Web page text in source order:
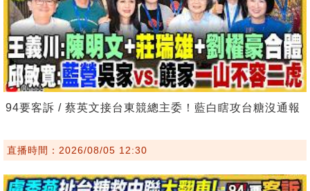
94要客訴 / 蔡英文接台東競總主委！藍白瞎攻台糖沒通報
直播時間：2026/08/05 12:30